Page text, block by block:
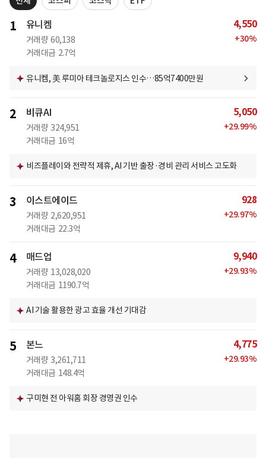
1 유니켐
거래량 60,138
거래대금 2.7억
4,550
+30%
유니켐, 美 루미아 테크놀로지스 인수…85억7400만원
2 비큐AI
거래량 324,951
거래대금 16억
5,050
+29.99%
비즈플레이와 전략적 제휴, AI 기반 출장·경비 관리 서비스 고도화
3 이스트에이드
거래량 2,620,951
거래대금 22.3억
928
+29.97%
4 매드업
거래량 13,028,020
거래대금 1190.7억
9,940
+29.93%
AI 기술 활용한 광고 효율 개선 기대감
5 본느
거래량 3,261,711
거래대금 148.4억
4,775
+29.93%
구미현 전 아워홈 회장 경영권 인수